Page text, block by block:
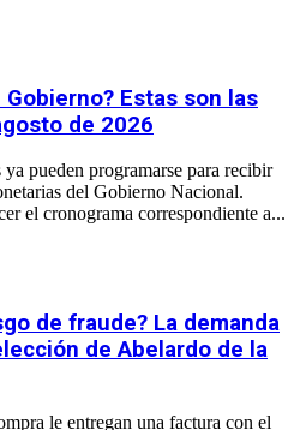
Estas son las
de 2026
pueden programarse para recibir
del Gobierno Nacional.
el cronograma correspondiente a...
de fraude? La demanda
de Abelardo de la
le entregan una factura con el